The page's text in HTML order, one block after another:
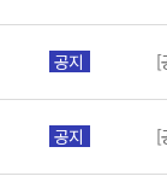
공지 [
공지 [